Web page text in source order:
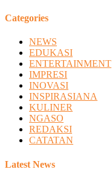
Categories
NEWS
EDUKASI
ENTERTAINMENT
IMPRESI
INOVASI
INSPIRASIANA
KULINER
NGASO
REDAKSI
CATATAN
Latest News